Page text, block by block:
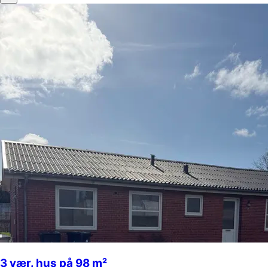
3 vær. hus på 98 m²